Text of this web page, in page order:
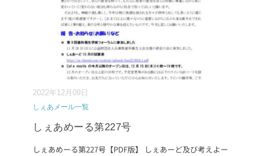
2022年12月09日
しぇあメール一覧
しぇあめーる第227号
しぇあめーる第227号【PDF版】 しぇあーど及び考えよー